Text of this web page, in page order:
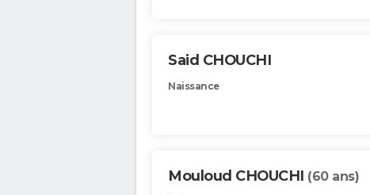
Said CHOUCHI
Naissance
Mouloud CHOUCHI (60 ans)